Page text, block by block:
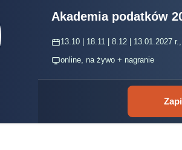
Akademia podatków
13.10 | 18.11 | 8.12 | 13.01.2027
online, na żywo + nagranie